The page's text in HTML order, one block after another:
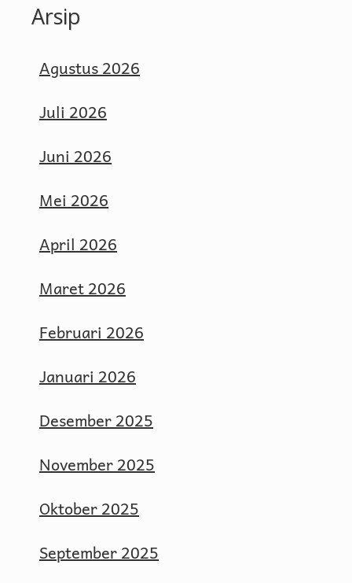
Arsip
Agustus 2026
Juli 2026
Juni 2026
Mei 2026
April 2026
Maret 2026
Februari 2026
Januari 2026
Desember 2025
November 2025
Oktober 2025
September 2025